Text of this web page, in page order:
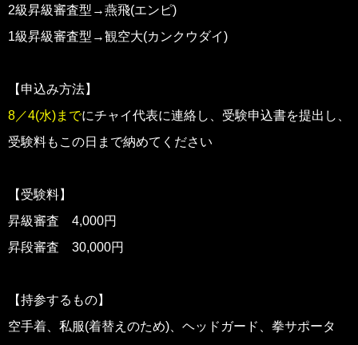
2級昇級審査型→燕飛(エンピ)
1級昇級審査型→観空大(カンクウダイ)
【申込み方法】
8／4(水)までにチャイ代表に連絡し、受験申込書を提出し、
受験料もこの日まで納めてください
【受験料】
昇級審査 4,000円
昇段審査 30,000円
【持参するもの】
空手着、私服(着替えのため)、ヘッドガード、拳サポータ